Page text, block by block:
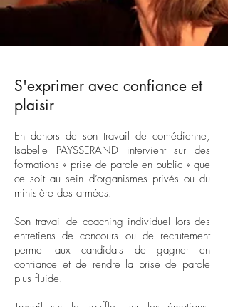
S'exprimer avec confiance et
plaisir
En dehors de son travail de comédienne,
Isabelle PAYSSERAND intervient sur des
formations « prise de parole en public » que
ce soit au sein d’organismes privés ou du
ministère des armées.
Son travail de coaching individuel lors des
entretiens de concours ou de recrutement
permet aux candidats de gagner en
confiance et de rendre la prise de parole
plus fluide.